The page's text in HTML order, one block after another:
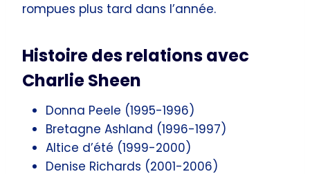
rompues plus tard dans l’année.
Histoire des relations avec
Charlie Sheen
Donna Peele (1995-1996)
Bretagne Ashland (1996-1997)
Altice d’été (1999-2000)
Denise Richards (2001-2006)